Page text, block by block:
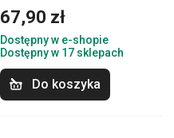
67,90 zł
Dostępny w e-shopie
Dostępny w 17 sklepach
Do koszyka